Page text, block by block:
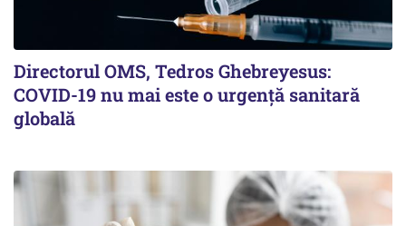
Directorul OMS, Tedros Ghebreyesus:
COVID-19 nu mai este o urgenţă sanitară
globală